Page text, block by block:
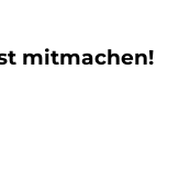
mitmachen!